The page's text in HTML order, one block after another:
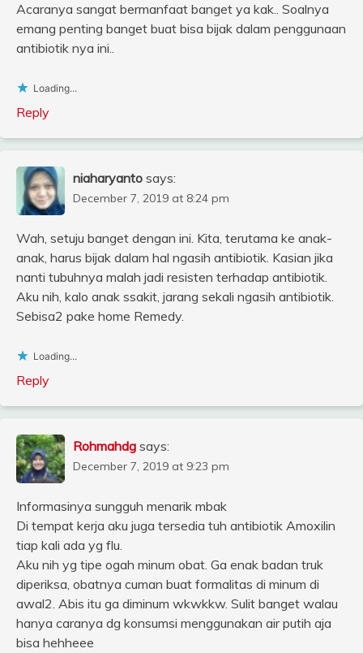
Acaranya sangat bermanfaat banget ya kak.. Soalnya
emang penting banget buat bisa bijak dalam penggunaan
antibiotik nya ini..
Loading...
Reply
niaharyanto says:
December 7, 2019 at 8:24 pm
Wah, setuju banget dengan ini. Kita, terutama ke anak-
anak, harus bijak dalam hal ngasih antibiotik. Kasian jika
nanti tubuhnya malah jadi resisten terhadap antibiotik.
Aku nih, kalo anak ssakit, jarang sekali ngasih antibiotik.
Sebisa2 pake home Remedy.
Loading...
Reply
Rohmahdg says:
December 7, 2019 at 9:23 pm
Informasinya sungguh menarik mbak
Di tempat kerja aku juga tersedia tuh antibiotik Amoxilin
tiap kali ada yg flu.
Aku nih yg tipe ogah minum obat. Ga enak badan truk
diperiksa, obatnya cuman buat formalitas di minum di
awal2. Abis itu ga diminum wkwkkw. Sulit banget walau
hanya caranya dg konsumsi menggunakan air putih aja
bisa hehheee